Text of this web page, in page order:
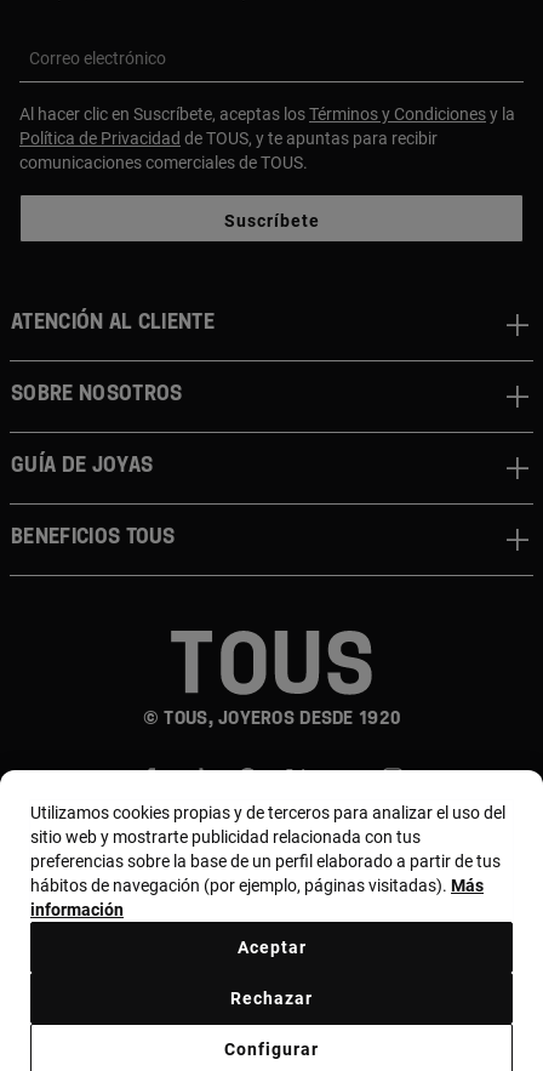
Correo electrónico
Al hacer clic en Suscríbete, aceptas losTérminos y Condicionesy la
Política de Privacidad de TOUS, y te apuntas para recibir
comunicaciones comerciales de TOUS.
Suscríbete
© TOUS, JOYEROS DESDE 1920
ATENCIÓN AL CLIENTE
SOBRE NOSOTROS
GUÍA DE JOYAS
BENEFICIOS TOUS
País y moneda:Puerto Rico / US Dollar
Bases MYTOUS
Utilizamos cookies propias y de terceros para analizar el uso del
sitio web y mostrarte publicidad relacionada con tus
preferencias sobre la base de un perfil elaborado a partir de tus
hábitos de navegación (por ejemplo, páginas visitadas). Más
información
Configurar
Rechazar
Aceptar